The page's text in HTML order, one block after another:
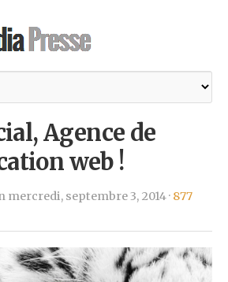
Agence de
web !
mercredi, septembre 3, 2014 · 877